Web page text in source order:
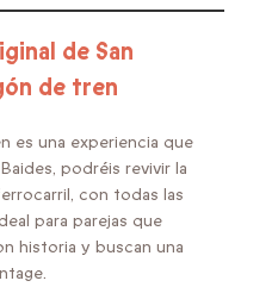
de San
de tren
es una experiencia que
podréis revivir la
con todas las
para parejas que
historia y buscan una